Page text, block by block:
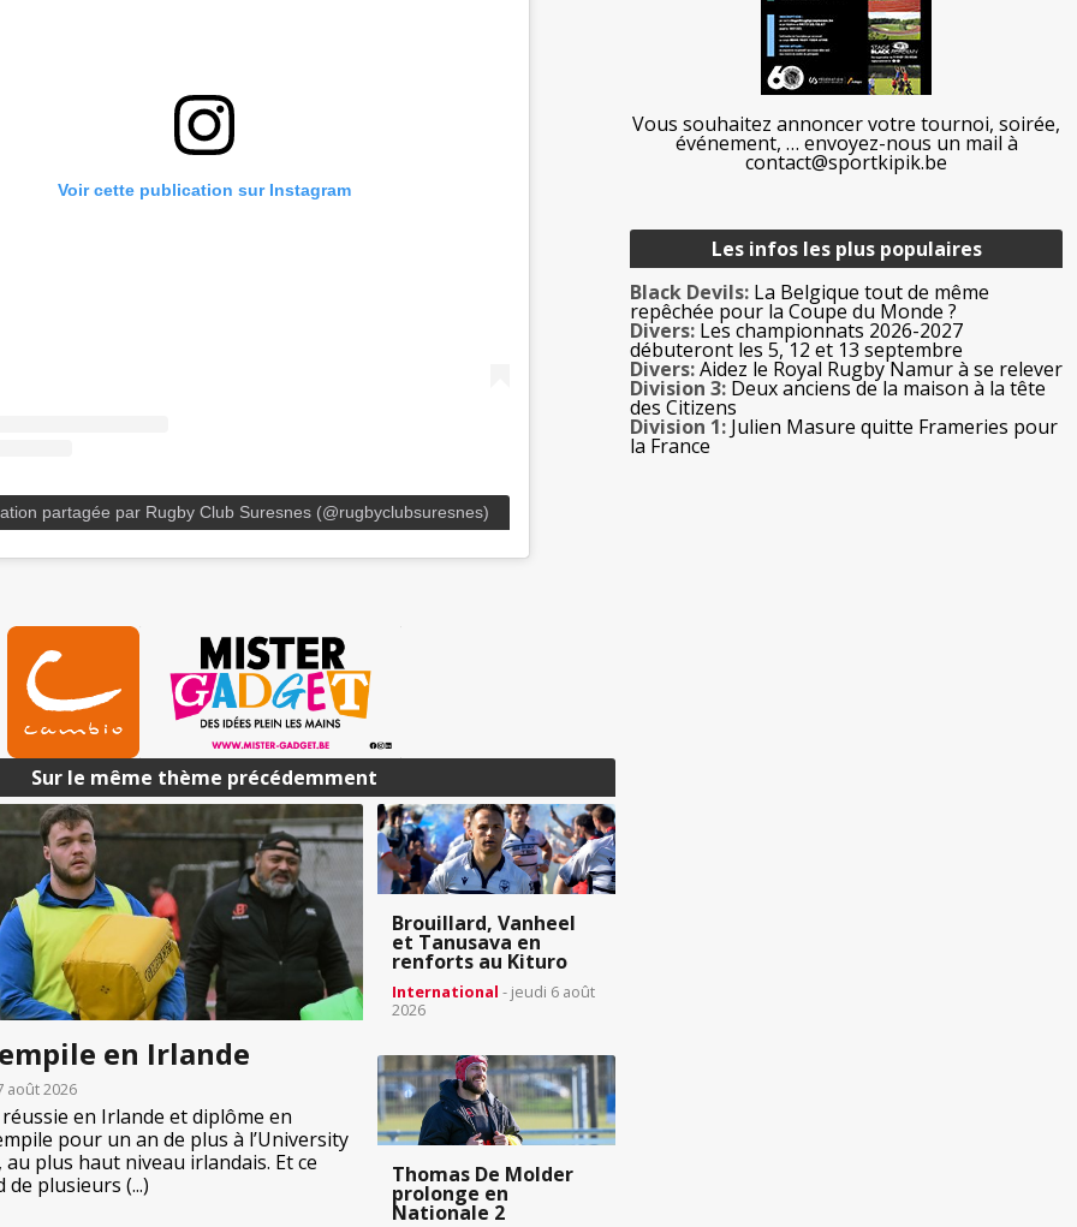
Voir cette publication sur Instagram
partagée par Rugby Club Suresnes (@rugbyclubsuresnes)
Sur le même thème précédemment
en Irlande
août 2026
réussie en Irlande et diplôme en
pour un an de plus à l’University
plus haut niveau irlandais. Et ce
de plusieurs (...)
Brouillard, Vanheel
et Tanusava en
renforts au Kituro
International - jeudi 6 août
2026
Thomas De Molder
prolonge en
Nationale 2
Vous souhaitez annoncer votre tournoi, soirée,
événement, … envoyez-nous un mail à
contact@sportkipik.be
Les infos les plus populaires
Black Devils: La Belgique tout de même
repêchée pour la Coupe du Monde ?
Divers: Les championnats 2026-2027
débuteront les 5, 12 et 13 septembre
Divers:Aidez le Royal Rugby Namur à se relever
Division 3: Deux anciens de la maison à la tête
des Citizens
Division 1: Julien Masure quitte Frameries pour
la France